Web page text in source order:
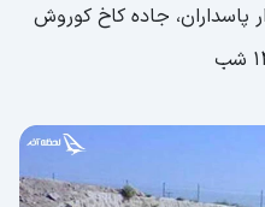
پاسداران، جاده کاخ کوروش